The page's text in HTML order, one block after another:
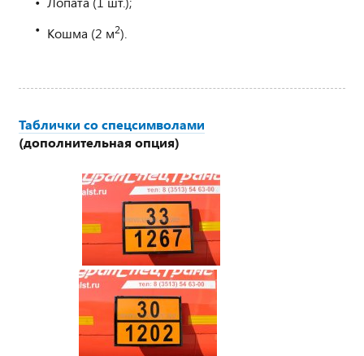
Кошма (2 м2).
Таблички со спецсимволами
(дополнительная опция)